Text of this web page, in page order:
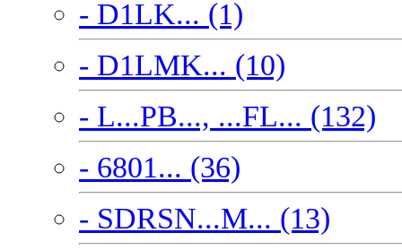
- D1LK... (1)
- D1LMK... (10)
- L...PB..., ...FL... (132)
- 6801... (36)
- SDRSN...M... (13)